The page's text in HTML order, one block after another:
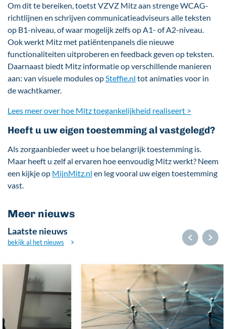
Om dit te bereiken, toetst VZVZ Mitz aan strenge WCAG-
richtlijnen en schrijven communicatieadviseurs alle teksten
op B1-niveau, of waar mogelijk zelfs op A1- of A2-niveau.
Ook werkt Mitz met patiëntenpanels die nieuwe
functionaliteiten uitproberen en feedback geven op teksten.
Daarnaast biedt Mitz informatie op verschillende manieren
aan: van visuele modules opSteffie.nl tot animaties voor in
de wachtkamer.
Lees meer over hoe Mitz toegankelijkheid realiseert >
Heeft u uw eigen toestemming al vastgelegd?
Als zorgaanbieder weet u hoe belangrijk toestemming is.
Maar heeft u zelf al ervaren hoe eenvoudig Mitz werkt? Neem
een kijkje op MijnMitz.nl en leg vooral uw eigen toestemming
vast.
Meer nieuws
Laatste nieuws
bekijk al het nieuws
Afbeelding